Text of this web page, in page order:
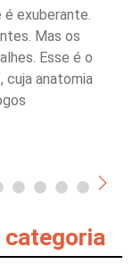
exuberante.
Mas os
Esse é o
cuja anatomia